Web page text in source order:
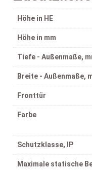
Höhe in HE
Höhe in mm
Tiefe - Außenmaße,
Breite - Außenmaße,
Fronttür
Farbe
Schutzklasse, IP
Maximale statische